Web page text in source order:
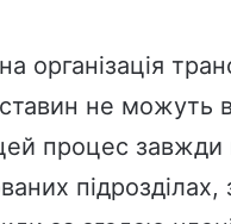
організація
не можуть
процес завжди